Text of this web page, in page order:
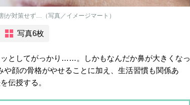
が対策せず…（写真／イメージマート）
写真6枚
としてがっかり……。しかもなんだか鼻が大きくなっ
顔の骨格がやせることに加え、生活習慣も関係あ
伝授する。